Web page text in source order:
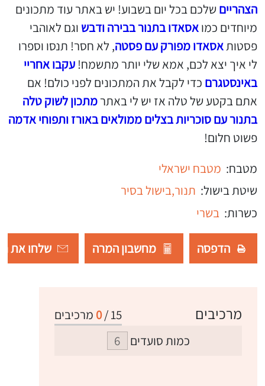
הצהריים שלכם בכל יום בשבוע! יש באתר עוד מתכונים
מיוחדים כמואסאדו בתנור בבירה ודבש וגם לאוהבי
פסטותאסאדו מפורק עם פסטה, לא חסר! תנסו וספרו
לי איך יצא לכם, אמא שלי יותר מתשמח! עקבו אחריי
באינסטגרם כדי לקבל את המתכונים לפני כולם! אם
אתם בקטע של טלה אז יש לי באתרמתכון לשוק טלה
בתנור עם סוכריות בצלים ממולאים באורז ותפוחי אדמה
פשוט חלום!
מטבח: מטבח ישראלי
שיטת בישול: תנור,בישול בסיר
כשרות: בשרי
הדפסה מחשבון המרה שלחו את
15
/
0 מרכיבים מרכיבים
כמות סועדים